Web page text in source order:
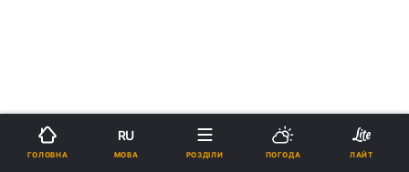
ГОЛОВНА
RU
МОВА РОЗДІЛИ ПОГОДА ЛАЙТ